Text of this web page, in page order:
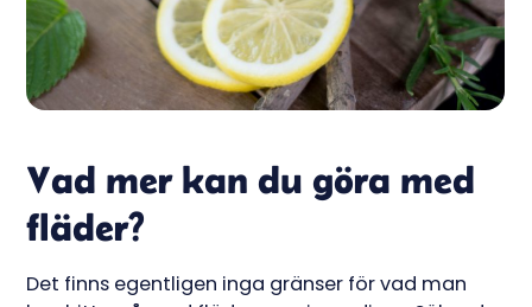
Vad mer kan du göra med
fläder?
Det finns egentligen inga gränser för vad man